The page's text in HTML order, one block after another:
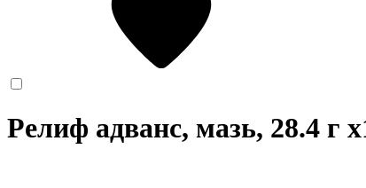
Релиф адванс, мазь, 28.4 г